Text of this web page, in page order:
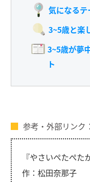
気になるテ
3~5歳と楽
3~5歳が夢
ト
参考・外部リンク
『やさいぺたぺた
作：松田奈那子